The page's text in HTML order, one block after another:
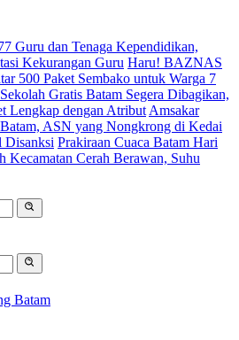
Guru dan Tenaga Kependidikan,
Kekurangan Guru Haru! BAZNAS
500 Paket Sembako untuk Warga 7
Gratis Batam Segera Dibagikan,
Lengkap dengan Atribut Amsakar
ASN yang Nongkrong di Kedai
Disanksi Prakiraan Cuaca Batam Hari
Kecamatan Cerah Berawan, Suhu